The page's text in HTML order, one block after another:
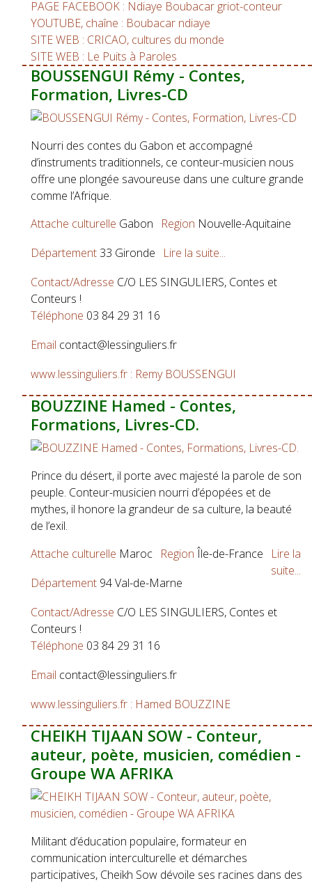
PAGE FACEBOOK : Ndiaye Boubacar griot-conteur
YOUTUBE, chaîne : Boubacar ndiaye
SITE WEB : CRICAO, cultures du monde
SITE WEB : Le Puits à Paroles
BOUSSENGUI Rémy - Contes,
Formation, Livres-CD
Nourri des contes du Gabon et accompagné
d’instruments traditionnels, ce conteur-musicien nous
offre une plongée savoureuse dans une culture grande
comme l’Afrique.
Attache culturelle Gabon Region Nouvelle-Aquitaine
Département 33 Gironde
Contact/Adresse C/O LES SINGULIERS, Contes et
Conteurs !
Téléphone 03 84 29 31 16
Email contact@lessinguliers.fr
www.lessinguliers.fr : Remy BOUSSENGUI
Lire la suite...
BOUZZINE Hamed - Contes,
Formations, Livres-CD.
Prince du désert, il porte avec majesté la parole de son
peuple. Conteur-musicien nourri d’épopées et de
mythes, il honore la grandeur de sa culture, la beauté
de l’exil.
Attache culturelle Maroc Region Île-de-France
Département 94 Val-de-Marne
Contact/Adresse C/O LES SINGULIERS, Contes et
Conteurs !
Téléphone 03 84 29 31 16
Email contact@lessinguliers.fr
www.lessinguliers.fr : Hamed BOUZZINE
Lire la
suite...
CHEIKH TIJAAN SOW - Conteur,
auteur, poète, musicien, comédien -
Groupe WA AFRIKA
Militant d’éducation populaire, formateur en
communication interculturelle et démarches
participatives, Cheikh Sow dévoile ses racines dans des